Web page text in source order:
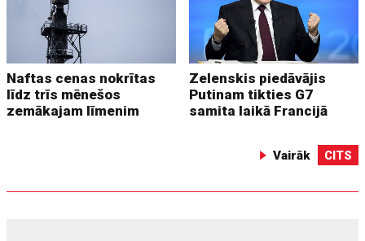
Naftas cenas nokrītas
līdz trīs mēnešos
zemākajam līmenim
Zelenskis piedāvājis
Putinam tikties G7
samita laikā Francijā
Vairāk CITS